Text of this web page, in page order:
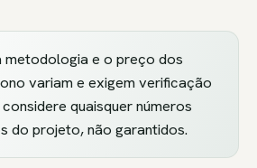
metodologia e o preço dos
variam e exigem verificação
quaisquer números
do projeto, não garantidos.